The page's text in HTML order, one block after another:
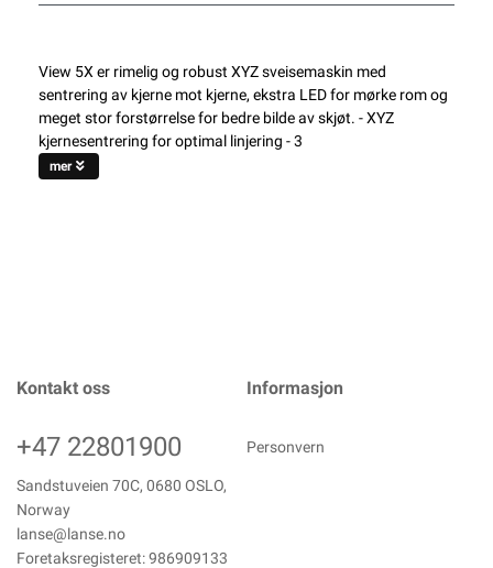
View 5X er rimelig og robust XYZ sveisemaskin med
sentrering av kjerne mot kjerne, ekstra LED for mørke rom og
meget stor forstørrelse for bedre bilde av skjøt. - XYZ
kjernesentrering for optimal linjering - 3
mer
Kontakt oss
+47 22801900
Sandstuveien 70C, 0680 OSLO,
Norway
lanse@lanse.no
Foretaksregisteret: 986909133
Informasjon
Personvern